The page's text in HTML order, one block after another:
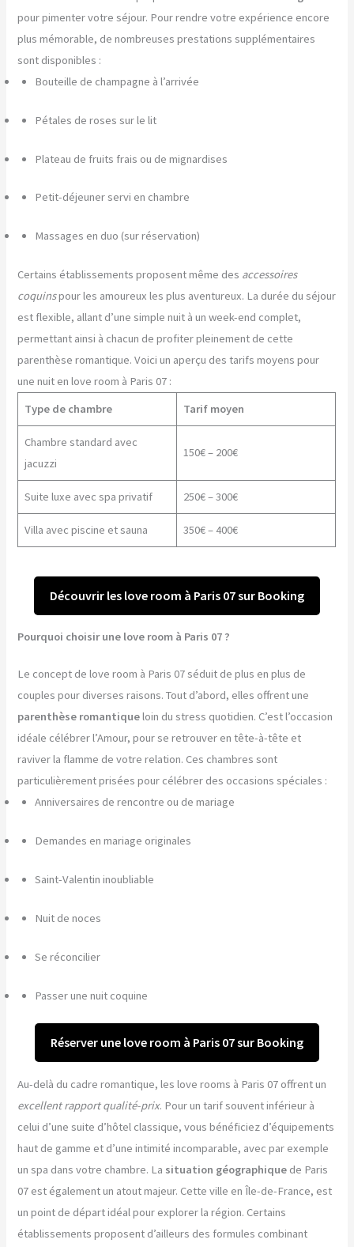
pour pimenter votre séjour. Pour rendre votre expérience encore
plus mémorable, de nombreuses prestations supplémentaires
sont disponibles :
Bouteille de champagne à l’arrivée
Pétales de roses sur le lit
Plateau de fruits frais ou de mignardises
Petit-déjeuner servi en chambre
Massages en duo (sur réservation)
Certains établissements proposent même des accessoires
coquinspour les amoureux les plus aventureux. La durée du séjour
est flexible, allant d’une simple nuit à un week-end complet,
permettant ainsi à chacun de profiter pleinement de cette
parenthèse romantique. Voici un aperçu des tarifs moyens pour
une nuit en love room à Paris 07 :
Type de chambre
Tarif moyen
Chambre standard avec
jacuzzi
150€ – 200€
Suite luxe avec spa privatif 250€ – 300€
Villa avec piscine et sauna 350€ – 400€
Découvrir les love room à Paris 07 sur Booking
Pourquoi choisir une love room à Paris 07 ?
Le concept de love room à Paris 07 séduit de plus en plus de
couples pour diverses raisons. Tout d’abord, elles offrent une
parenthèse romantiqueloin du stress quotidien. C’est l’occasion
idéale célébrer l’Amour, pour se retrouver en tête-à-tête et
raviver la flamme de votre relation. Ces chambres sont
particulièrement prisées pour célébrer des occasions spéciales :
Anniversaires de rencontre ou de mariage
Demandes en mariage originales
Saint-Valentin inoubliable
Nuit de noces
Se réconcilier
Passer une nuit coquine
Réserver une love room à Paris 07 sur Booking
Au-delà du cadre romantique, les love rooms à Paris 07 offrent un
excellent rapport qualité-prix. Pour un tarif souvent inférieur à
celui d’une suite d’hôtel classique, vous bénéficiez d’équipements
haut de gamme et d’une intimité incomparable, avec par exemple
un spa dans votre chambre. La situation géographique de Paris
07 est également un atout majeur. Cette ville en Île-de-France, est
un point de départ idéal pour explorer la région. Certains
établissements proposent d’ailleurs des formules combinant